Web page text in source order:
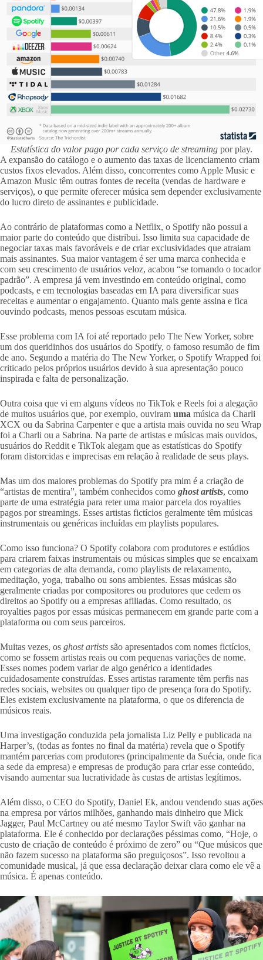
Estatística do valor pago por cada serviço de streaming por play.
A expansão do catálogo e o aumento das taxas de licenciamento criam
custos fixos elevados. Além disso, concorrentes como Apple Music e
Amazon Music têm outras fontes de receita (vendas de hardware e
serviços), o que permite oferecer música sem depender exclusivamente
do lucro direto de assinantes e publicidade.
Ao contrário de plataformas como a Netflix, o Spotify não possui a
maior parte do conteúdo que distribui. Isso limita sua capacidade de
negociar taxas mais favoráveis e de criar exclusividades que atraiam
mais assinantes. Sua maior vantagem é ser uma marca conhecida e
com seu crescimento de usuários veloz, acabou “se tornando o tocador
padrão”. A empresa já vem investindo em conteúdo original, como
podcasts, e em tecnologias baseadas em IA para diversificar suas
receitas e aumentar o engajamento. Quanto mais gente assina e fica
ouvindo podcasts, menos pessoas escutam música.
Esse problema com IA foi até reportado pelo The New Yorker, sobre
um dos queridinhos dos usuários do Spotify, o famoso resumão de fim
de ano. Segundo a matéria do The New Yorker, o Spotify Wrapped foi
criticado pelos próprios usuários devido à sua apresentação pouco
inspirada e falta de personalização.
Outra coisa que vi em alguns vídeos no TikTok e Reels foi a alegação
de muitos usuários que, por exemplo, ouviram uma música da Charli
XCX ou da Sabrina Carpenter e que a artista mais ouvida no seu Wrap
foi a Charli ou a Sabrina. Na parte de artistas e músicas mais ouvidos,
usuários do Reddit e TikTok alegam que as estatísticas do Spotify
foram distorcidas e imprecisas em relação à realidade de seus plays.
Mas um dos maiores problemas do Spotify pra mim é a criação de
“artistas de mentira”, também conhecidos como ghost artists, como
parte de uma estratégia para reter uma maior parcela dos royalties
pagos por streamings. Esses artistas fictícios geralmente têm músicas
instrumentais ou genéricas incluídas em playlists populares.
Como isso funciona? O Spotify colabora com produtores e estúdios
para criarem faixas instrumentais ou músicas simples que se encaixam
em categorias de alta demanda, como playlists de relaxamento,
meditação, yoga, trabalho ou sons ambientes. Essas músicas são
geralmente criadas por compositores ou produtores que cedem os
direitos ao Spotify ou a empresas afiliadas. Como resultado, os
royalties pagos por essas músicas permanecem em grande parte com a
plataforma ou com seus parceiros.
Muitas vezes, os ghost artists são apresentados com nomes fictícios,
como se fossem artistas reais ou com pequenas variações de nome.
Esses nomes podem variar de algo genérico a identidades
cuidadosamente construídas. Esses artistas raramente têm perfis nas
redes sociais, websites ou qualquer tipo de presença fora do Spotify.
Eles existem exclusivamente na plataforma, o que os diferencia de
músicos reais.
Uma investigação conduzida pela jornalista Liz Pelly e publicada na
Harper’s, (todas as fontes no final da matéria) revela que o Spotify
mantém parcerias com produtores (principalmente da Suécia, onde fica
a sede da empresa) e empresas de produção para criar esse conteúdo,
visando aumentar sua lucratividade às custas de artistas legítimos.
Além disso, o CEO do Spotify, Daniel Ek, andou vendendo suas ações
na empresa por vários milhões, ganhando mais dinheiro que Mick
Jagger, Paul McCartney ou até mesmo Taylor Swift vão ganhar na
plataforma. Ele é conhecido por declarações péssimas como, “Hoje, o
custo de criação de conteúdo é próximo de zero” ou “Que músicos que
não fazem sucesso na plataforma são preguiçosos”. Isso revoltou a
comunidade musical, já que essa declaração deixar clara como ele vê a
música. É apenas conteúdo.